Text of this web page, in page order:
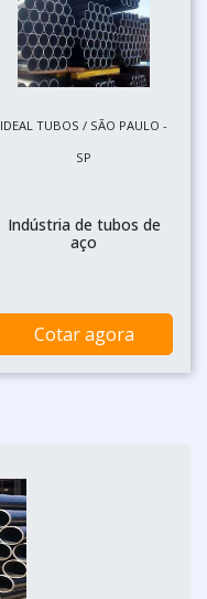
IDEAL TUBOS / SÃO PAULO -
SP
Indústria de tubos de
aço
Cotar agora